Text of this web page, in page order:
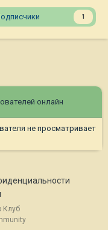
1
онлайн
не просматривает
Клуб